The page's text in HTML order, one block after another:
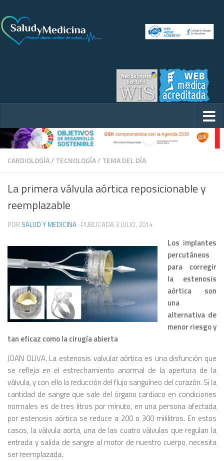
CARDIOLOGÍA/TECNOLOGÍA/TEMA DEL DÍA
La primera válvula aórtica reposicionable y
reemplazable
POR SALUD Y MEDICINA · PUBLICADA 3 JULIO, 2014
Los implantes
percutáneos
para corregir
la estenosis
aórtica son
una
alternativa de
menor riesgo y
tan eficaz como la cirugía abierta
JOAN OLIVA. La estenosis valvular aórtica es una disfunción que
se refleja en el estrechamiento anormal de la apertura de la
válvula, y con ello la reducción del flujo sanguíneo del corazón. Si la
cantidad de sangre que sale del órgano cardiaco en condiciones
normales es de tres litros por minuto, en una persona afectada
por estenosis aórtica se reduce a 200 o 300 mililitros. En estos
casos, la válvula aorta, una de las cuatro válvulas que regulan la
entrada y salida de sangre al motor de nuestro cuerpo, necesita
ser reemplazada.